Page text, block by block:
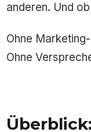
anderen. Und
Ohne
Ohne
Überblick: